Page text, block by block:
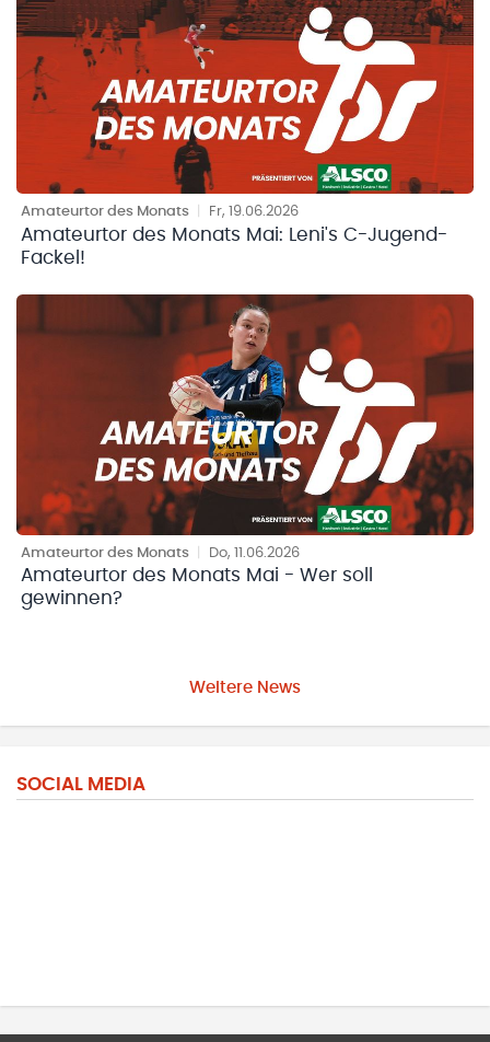
Amateurtor des Monats Fr, 19.06.2026
Amateurtor des Monats Mai: Leni's C-Jugend-
Fackel!
Amateurtor des Monats Do, 11.06.2026
Amateurtor des Monats Mai - Wer soll
gewinnen?
Weitere News
SOCIAL MEDIA